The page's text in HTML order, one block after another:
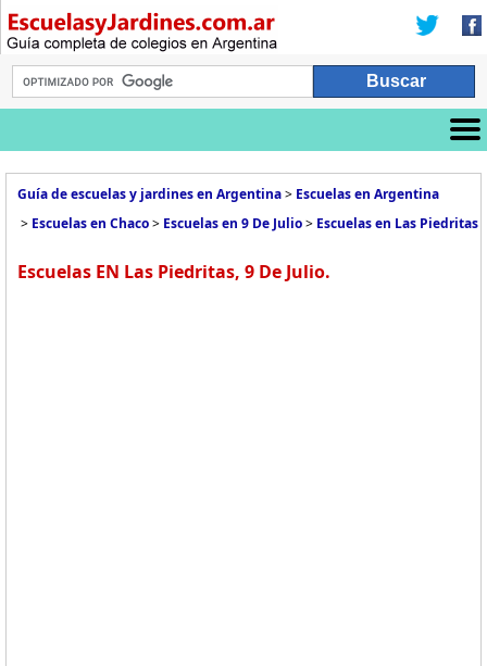
Guía de escuelas y jardines en Argentina> Escuelas en Argentina
> Escuelas en Chaco> Escuelas en 9 De Julio> Escuelas en Las Piedritas
Escuelas EN Las Piedritas, 9 De Julio.